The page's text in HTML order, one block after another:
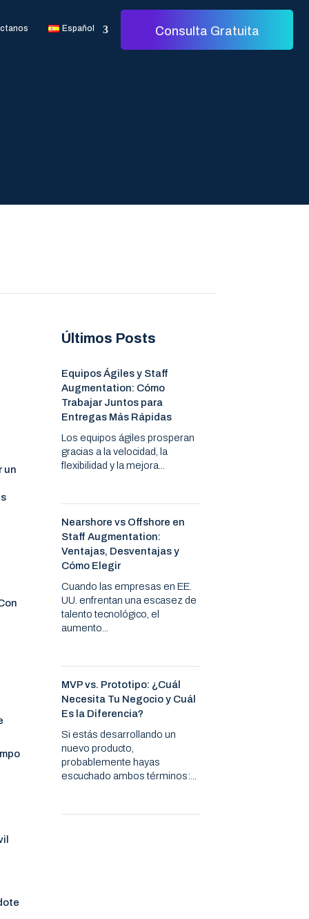
Español Consulta Gratuita
un
Últimos Posts
Equipos Ágiles y Staff
Augmentation: Cómo
Trabajar Juntos para
Entregas Más Rápidas
Los equipos ágiles prosperan
gracias a la velocidad, la
flexibilidad y la mejora...
Nearshore vs Offshore en
Staff Augmentation:
Ventajas, Desventajas y
Cómo Elegir
Cuando las empresas en EE.
UU. enfrentan una escasez de
talento tecnológico, el
aumento...
MVP vs. Prototipo: ¿Cuál
Necesita Tu Negocio y Cuál
Es la Diferencia?
Si estás desarrollando un
nuevo producto,
probablemente hayas
escuchado ambos términos:...